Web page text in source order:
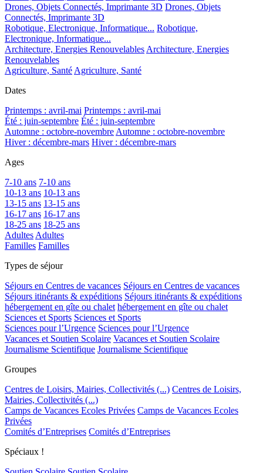
Drones, Objets Connectés, Imprimante 3D Drones, Objets
Connectés, Imprimante 3D
Robotique, Electronique, Informatique... Robotique,
Electronique, Informatique...
Architecture, Energies Renouvelables Architecture, Energies
Renouvelables
Agriculture, Santé Agriculture, Santé
Dates
Printemps : avril-mai Printemps : avril-mai
Été : juin-septembre Été : juin-septembre
Automne : octobre-novembre Automne : octobre-novembre
Hiver : décembre-mars Hiver : décembre-mars
Ages
7-10 ans 7-10 ans
10-13 ans 10-13 ans
13-15 ans 13-15 ans
16-17 ans 16-17 ans
18-25 ans 18-25 ans
Adultes Adultes
Familles Familles
Types de séjour
Séjours en Centres de vacances Séjours en Centres de vacances
Séjours itinérants & expéditions Séjours itinérants & expéditions
hébergement en gîte ou chalet hébergement en gîte ou chalet
Sciences et Sports Sciences et Sports
Sciences pour l’Urgence Sciences pour l’Urgence
Vacances et Soutien Scolaire Vacances et Soutien Scolaire
Journalisme Scientifique Journalisme Scientifique
Groupes
Centres de Loisirs, Mairies, Collectivités (...) Centres de Loisirs,
Mairies, Collectivités (...)
Camps de Vacances Ecoles Privées Camps de Vacances Ecoles
Privées
Comités d’Entreprises Comités d’Entreprises
Spéciaux !